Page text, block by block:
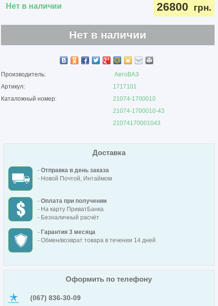
Нет в наличии 26800 грн.
Нет в наличии
Производитель:
АвтоВАЗ
Артикул:
1717101
Каталожный номер:
21074-1700010
21074-1700010-43
21074170001043
Доставка
- Отправка в день заказа
- Новой Почтой, Интаймом
- Оплата при получении
- На карту ПриватБанка
- Безналичный расчёт
- Гарантия 3 месяца
- Обмен/возврат товара в течении 14 дней
Оформить по телефону
(067) 836-30-09